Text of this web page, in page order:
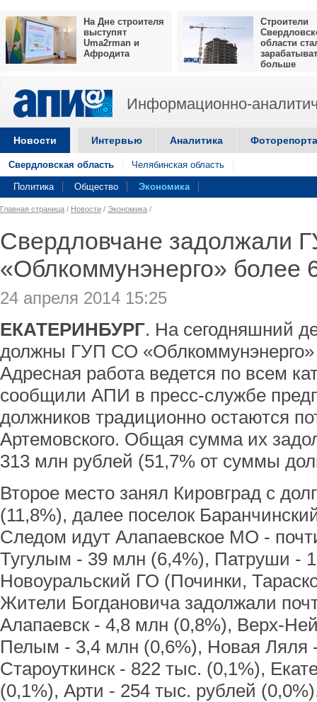
На Дне строителя
выступят
Uma2rman и
Афродита
Строители
области
больше
Информационно-
Новости Интервью Аналитика
Свердловская область Челябинская область
Политика Общество Экономика
Главная страница / Новости / Экономика /
Свердловчане задолжали
«Облкоммунэнерго» более
24 апреля 2014 15:25
ЕКАТЕРИНБУРГ. На сегодняшний
должны ГУП СО
Адресная работа ведется по всем
сообщили АПИ в пресс-службе
должников традиционно остаются
Артемовского. Общая сумма их
313 млн рублей (51,7% от суммы
Второе место занял Кировград с
(11,8%), далее поселок
Следом идут Алапаевское МО -
Тугулым - 39 млн (6,4%), Патруши -
Новоуральский ГО (Починки,
Жители Богдановича задолжали
Алапаевск - 4,8 млн (0,8%), Верх-
Пелым - 3,4 млн (0,6%), Новая Ляля
Староуткинск - 822 тыс. (0,1%),
(0,1%), Арти - 254 тыс. рублей